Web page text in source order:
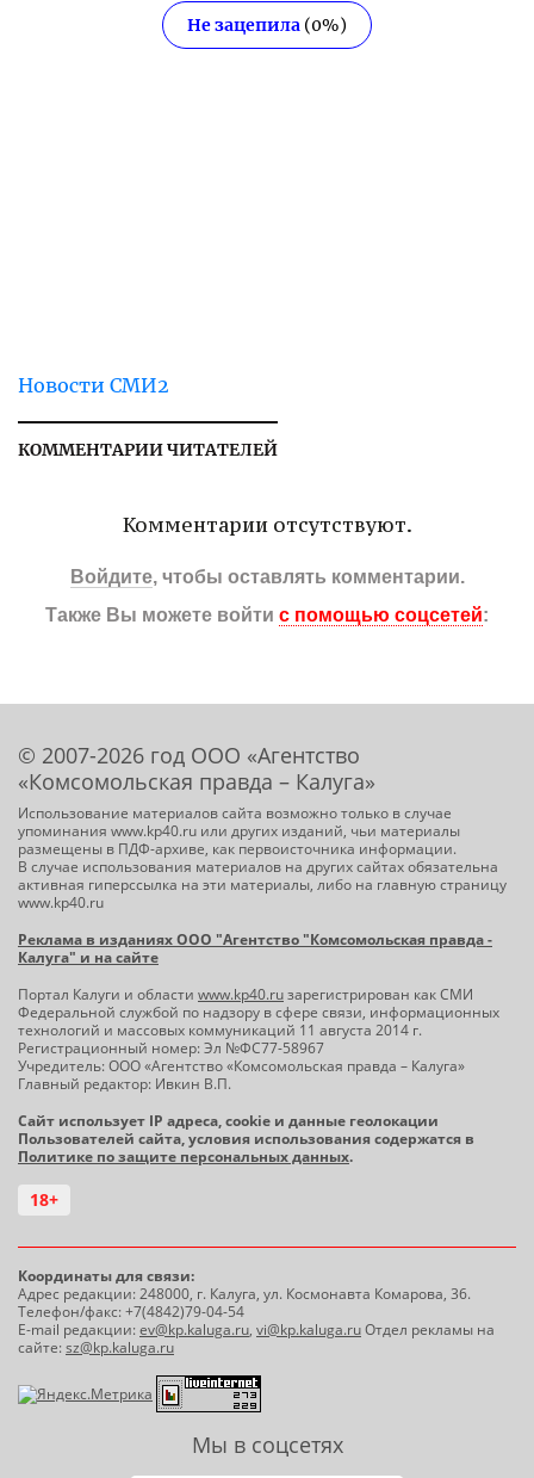
Не зацепила (0%)
Новости СМИ2
КОММЕНТАРИИ ЧИТАТЕЛЕЙ
Комментарии отсутствуют.
Войдите, чтобы оставлять комментарии.
Также Вы можете войти с помощью соцсетей:
© 2007-2026 год ООО «Агентство
«Комсомольская правда – Калуга»
Использование материалов сайта возможно только в случае
упоминания www.kp40.ru или других изданий, чьи материалы
размещены в ПДФ-архиве, как первоисточника информации.
В случае использования материалов на других сайтах обязательна
активная гиперссылка на эти материалы, либо на главную страницу
www.kp40.ru
Реклама в изданиях ООО "Агентство "Комсомольская правда -
Калуга" и на сайте
Портал Калуги и области www.kp40.ruзарегистрирован как СМИ
Федеральной службой по надзору в сфере связи, информационных
технологий и массовых коммуникаций 11 августа 2014 г.
Регистрационный номер: Эл №ФС77-58967
Учредитель: ООО «Агентство «Комсомольская правда – Калуга»
Главный редактор: Ивкин В.П.
Сайт использует IP адреса, cookie и данные геолокации
Пользователей сайта, условия использования содержатся в
Политике по защите персональных данных.
18+
Координаты для связи:
Адрес редакции: 248000, г. Калуга, ул. Космонавта Комарова, 36.
Телефон/факс: +7(4842)79-04-54
E-mail редакции:ev@kp.kaluga.ru, vi@kp.kaluga.ruОтдел рекламы на
сайте:sz@kp.kaluga.ru
Мы в соцсетях